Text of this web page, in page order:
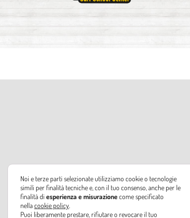
Noi e terze parti selezionate utilizziamo cookie o tecnologie
simili per finalità tecniche e, con il tuo consenso, anche per le
finalità di esperienza e misurazionecome specificato
nellacookie policy
Puoi liberamente prestare, rifiutare o revocare il tuo